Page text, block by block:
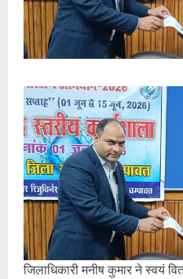
जिलाधिकारी मनीष कुमार ने स्वयं